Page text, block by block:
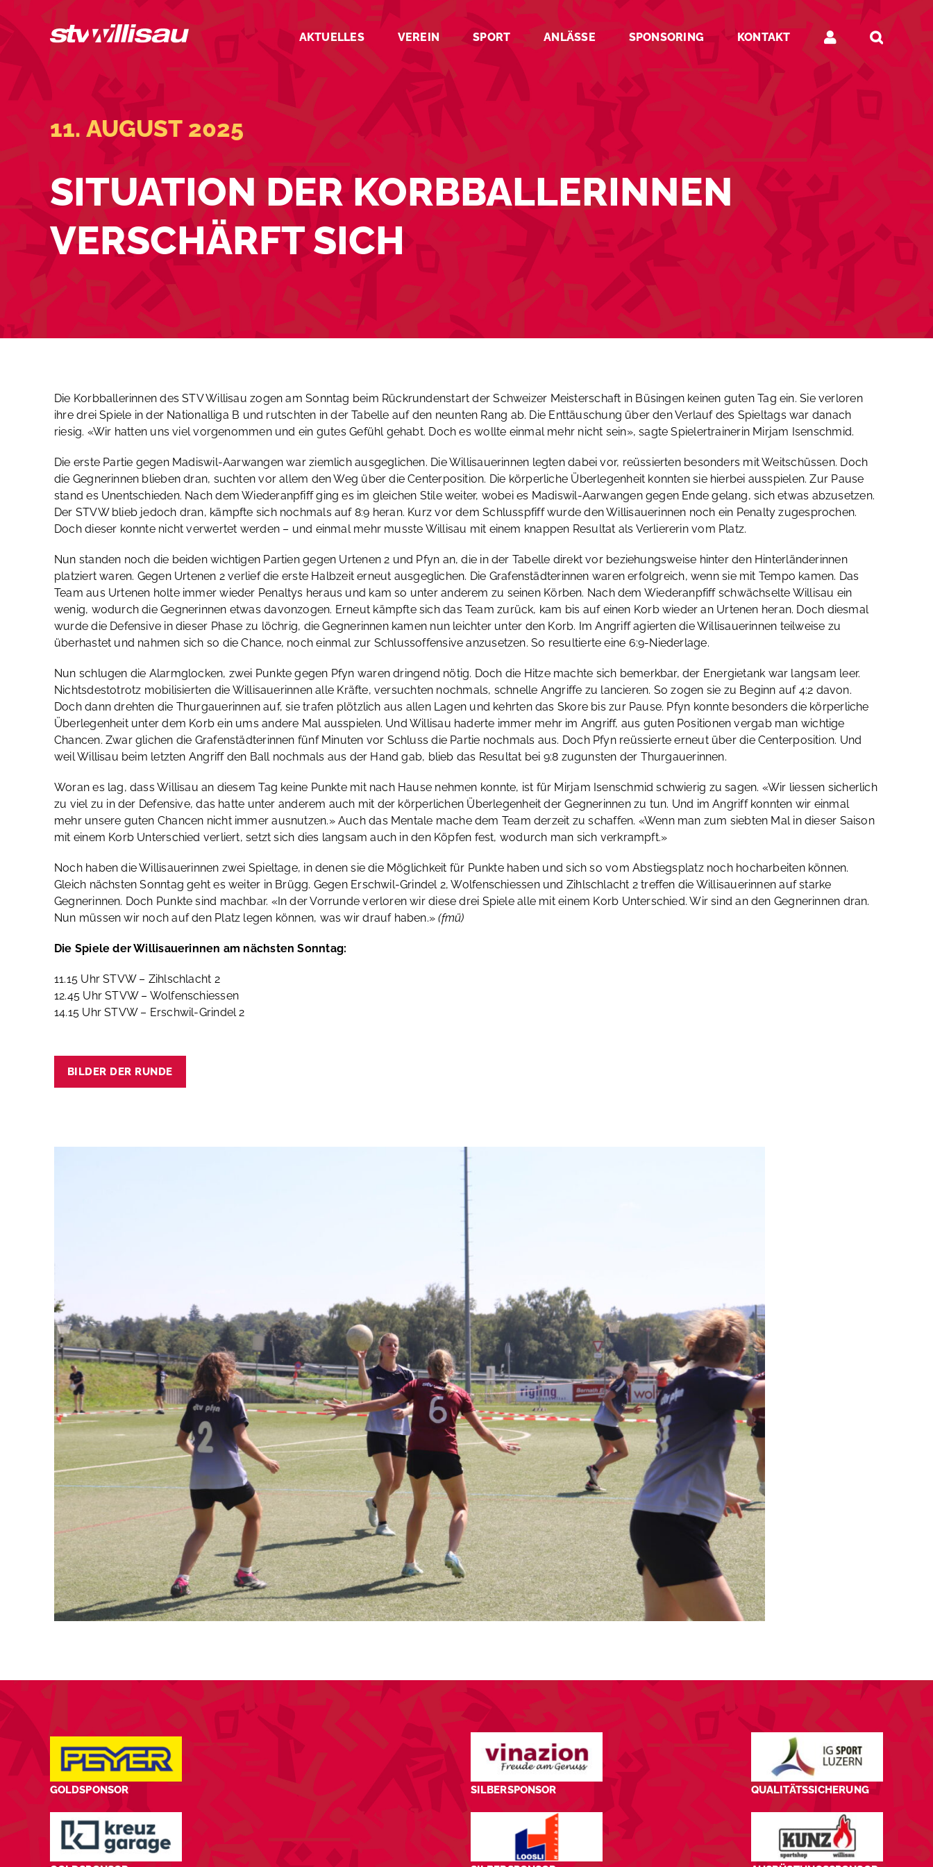
Inhalt
springen
AKTUELLES VEREIN SPORT ANLÄSSE SPONSORING KONTAKT
11. AUGUST 2025
SITUATION DER KORBBALLERINNEN
VERSCHÄRFT SICH
Die Korbballerinnen des STV Willisau zogen am Sonntag beim Rückrundenstart der Schweizer Meisterschaft in Büsingen keinen guten Tag ein. Sie verloren
ihre drei Spiele in der Nationalliga B und rutschten in der Tabelle auf den neunten Rang ab. Die Enttäuschung über den Verlauf des Spieltags war danach
riesig. «Wir hatten uns viel vorgenommen und ein gutes Gefühl gehabt. Doch es wollte einmal mehr nicht sein», sagte Spielertrainerin Mirjam Isenschmid.
Die erste Partie gegen Madiswil-Aarwangen war ziemlich ausgeglichen. Die Willisauerinnen legten dabei vor, reüssierten besonders mit Weitschüssen. Doch
die Gegnerinnen blieben dran, suchten vor allem den Weg über die Centerposition. Die körperliche Überlegenheit konnten sie hierbei ausspielen. Zur Pause
stand es Unentschieden. Nach dem Wiederanpfiff ging es im gleichen Stile weiter, wobei es Madiswil-Aarwangen gegen Ende gelang, sich etwas abzusetzen.
Der STVW blieb jedoch dran, kämpfte sich nochmals auf 8:9 heran. Kurz vor dem Schlusspfiff wurde den Willisauerinnen noch ein Penalty zugesprochen.
Doch dieser konnte nicht verwertet werden – und einmal mehr musste Willisau mit einem knappen Resultat als Verliererin vom Platz.
Nun standen noch die beiden wichtigen Partien gegen Urtenen 2 und Pfyn an, die in der Tabelle direkt vor beziehungsweise hinter den Hinterländerinnen
platziert waren. Gegen Urtenen 2 verlief die erste Halbzeit erneut ausgeglichen. Die Grafenstädterinnen waren erfolgreich, wenn sie mit Tempo kamen. Das
Team aus Urtenen holte immer wieder Penaltys heraus und kam so unter anderem zu seinen Körben. Nach dem Wiederanpfiff schwächselte Willisau ein
wenig, wodurch die Gegnerinnen etwas davonzogen. Erneut kämpfte sich das Team zurück, kam bis auf einen Korb wieder an Urtenen heran. Doch diesmal
wurde die Defensive in dieser Phase zu löchrig, die Gegnerinnen kamen nun leichter unter den Korb. Im Angriff agierten die Willisauerinnen teilweise zu
überhastet und nahmen sich so die Chance, noch einmal zur Schlussoffensive anzusetzen. So resultierte eine 6:9-Niederlage.
Nun schlugen die Alarmglocken, zwei Punkte gegen Pfyn waren dringend nötig. Doch die Hitze machte sich bemerkbar, der Energietank war langsam leer.
Nichtsdestotrotz mobilisierten die Willisauerinnen alle Kräfte, versuchten nochmals, schnelle Angriffe zu lancieren. So zogen sie zu Beginn auf 4:2 davon.
Doch dann drehten die Thurgauerinnen auf, sie trafen plötzlich aus allen Lagen und kehrten das Skore bis zur Pause. Pfyn konnte besonders die körperliche
Überlegenheit unter dem Korb ein ums andere Mal ausspielen. Und Willisau haderte immer mehr im Angriff, aus guten Positionen vergab man wichtige
Chancen. Zwar glichen die Grafenstädterinnen fünf Minuten vor Schluss die Partie nochmals aus. Doch Pfyn reüssierte erneut über die Centerposition. Und
weil Willisau beim letzten Angriff den Ball nochmals aus der Hand gab, blieb das Resultat bei 9:8 zugunsten der Thurgauerinnen.
Woran es lag, dass Willisau an diesem Tag keine Punkte mit nach Hause nehmen konnte, ist für Mirjam Isenschmid schwierig zu sagen. «Wir liessen sicherlich
zu viel zu in der Defensive, das hatte unter anderem auch mit der körperlichen Überlegenheit der Gegnerinnen zu tun. Und im Angriff konnten wir einmal
mehr unsere guten Chancen nicht immer ausnutzen.» Auch das Mentale mache dem Team derzeit zu schaffen. «Wenn man zum siebten Mal in dieser Saison
mit einem Korb Unterschied verliert, setzt sich dies langsam auch in den Köpfen fest, wodurch man sich verkrampft.»
Noch haben die Willisauerinnen zwei Spieltage, in denen sie die Möglichkeit für Punkte haben und sich so vom Abstiegsplatz noch hocharbeiten können.
Gleich nächsten Sonntag geht es weiter in Brügg. Gegen Erschwil-Grindel 2, Wolfenschiessen und Zihlschlacht 2 treffen die Willisauerinnen auf starke
Gegnerinnen. Doch Punkte sind machbar. «In der Vorrunde verloren wir diese drei Spiele alle mit einem Korb Unterschied. Wir sind an den Gegnerinnen dran.
Nun müssen wir noch auf den Platz legen können, was wir drauf haben.»(fmü)
Die Spiele der Willisauerinnen am nächsten Sonntag:
11.15 Uhr STVW – Zihlschlacht 2
12.45 Uhr STVW – Wolfenschiessen
14.15 Uhr STVW – Erschwil-Grindel 2
BILDER DER RUNDE
GOLDSPONSOR SILBERSPONSOR QUALITÄTSSICHERUNG